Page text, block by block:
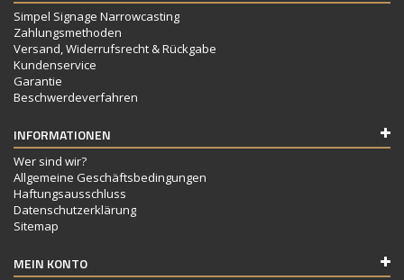
Simpel Signage Narrowcasting
Zahlungsmethoden
Versand, Widerrufsrecht & Rückgabe
Kundenservice
Garantie
Beschwerdeverfahren
INFORMATIONEN
Wer sind wir?
Allgemeine Geschäftsbedingungen
Haftungsausschluss
Datenschutzerklärung
Sitemap
MEIN KONTO